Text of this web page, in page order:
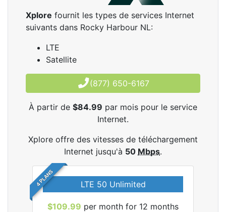
Xplore fournit les types de services Internet
suivants dans Rocky Harbour NL:
LTE
Satellite
(877) 650-6167
À partir de $84.99 par mois pour le service
Internet.
Xplore offre des vitesses de téléchargement
Internet jusqu'à 50 Mbps.
4 PLANS LTE 50 Unlimited
$109.99 per month for 12 months